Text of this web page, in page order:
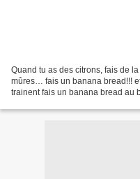
Quand tu as des citrons, fais de
mûres… fais un banana bread!!!
trainent fais un banana bread au